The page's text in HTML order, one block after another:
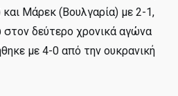
Μάρεκ (Βουλγαρία) με 2-1,
στον δεύτερο χρονικά αγώνα
με 4-0 από την ουκρανική